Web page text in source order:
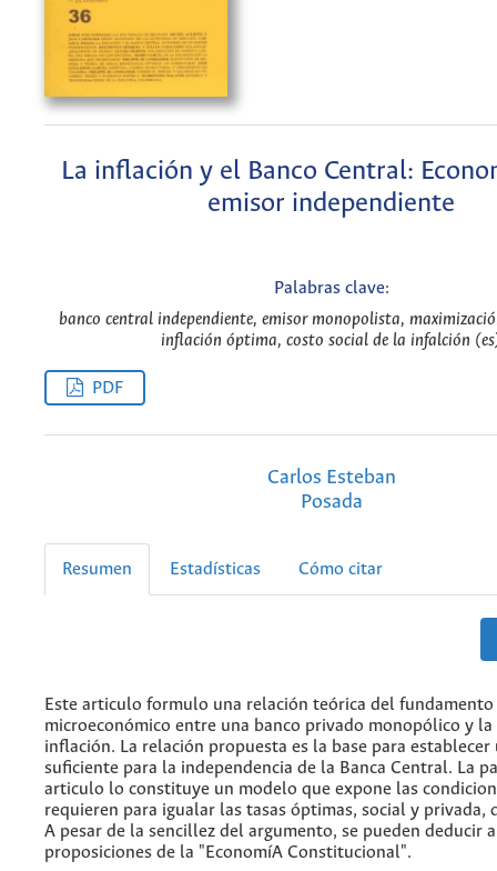
La inflación y el Banco Central:
emisor independiente
Palabras clave:
banco central independiente, emisor monopolista,
inflación óptima, costo social de la infalción
PDF
Carlos Esteban
Posada
Resumen Estadísticas Cómo citar
Este articulo formulo una relación teórica del fundamento
microeconómico entre una banco privado monopólico y
inflación. La relación propuesta es la base para establecer
suficiente para la independencia de la Banca Central. La
articulo lo constituye un modelo que expone las
requieren para igualar las tasas óptimas, social y privada,
A pesar de la sencillez del argumento, se pueden deducir
proposiciones de la "EconomíA Constitucional".